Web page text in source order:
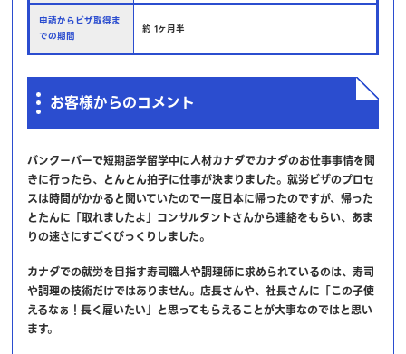
申請からビザ取得ま
での期間
約 1ヶ月半
お客様からのコメント
バンクーバーで短期語学留学中に人材カナダでカナダのお仕事事情を聞
きに行ったら、とんとん拍子に仕事が決まりました。就労ビザのプロセ
スは時間がかかると聞いていたので一度日本に帰ったのですが、帰った
とたんに「取れましたよ」コンサルタントさんから連絡をもらい、あま
りの速さにすごくびっくりしました。
カナダでの就労を目指す寿司職人や調理師に求められているのは、寿司
や調理の技術だけではありません。店長さんや、社長さんに「この子使
えるなぁ！長く雇いたい」と思ってもらえることが大事なのではと思い
ます。